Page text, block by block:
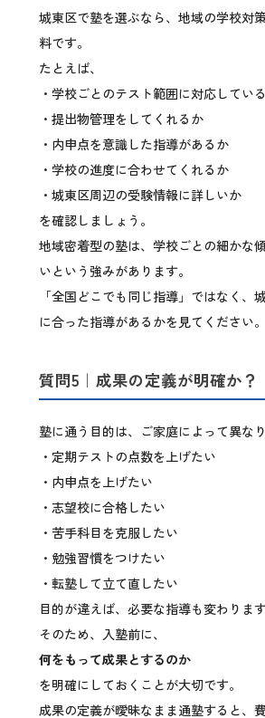
城東区で塾を選ぶなら、地域の学校対
料です。
たとえば、
・学校ごとのテスト範囲に対応してい
・提出物管理をしてくれるか
・内申点を意識した指導があるか
・学校の進度に合わせてくれるか
・城東区周辺の受験情報に詳しいか
を確認しましょう。
地域密着型の塾は、学校ごとの細かな
いという強みがあります。
「全国どこでも同じ指導」ではなく、
に合った指導があるかを見てください。
質問5｜成果の定義が明確か？
塾に通う目的は、ご家庭によって異なり
・定期テストの点数を上げたい
・内申点を上げたい
・志望校に合格したい
・苦手科目を克服したい
・勉強習慣をつけたい
・転塾して立て直したい
目的が違えば、必要な指導も変わります
そのため、入塾前に、
何をもって成果とするのか
を明確にしておくことが大切です。
成果の定義が曖昧なまま通塾すると、